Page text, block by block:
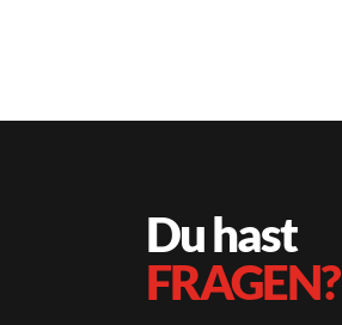
Du hast
FRAGEN?